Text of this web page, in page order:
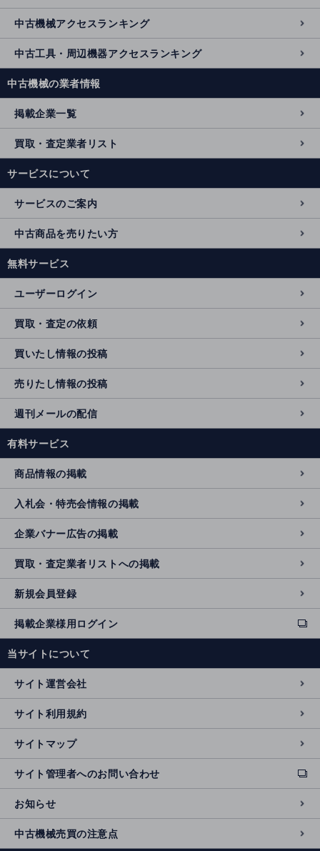
中古機械アクセスランキング
中古工具・周辺機器アクセスランキング
中古機械の業者情報
掲載企業一覧
買取・査定業者リスト
サービスについて
サービスのご案内
中古商品を売りたい方
無料サービス
ユーザーログイン
買取・査定の依頼
買いたし情報の投稿
売りたし情報の投稿
週刊メールの配信
有料サービス
商品情報の掲載
入札会・特売会情報の掲載
企業バナー広告の掲載
買取・査定業者リストへの掲載
新規会員登録
掲載企業様用ログイン
ext
e
n
al
si
t
e
当サイトについて
サイト運営会社
サイト利用規約
サイトマップ
サイト管理者へのお問い合わせ
ext
e
r
n
al
お知らせ
中古機械売買の注意点